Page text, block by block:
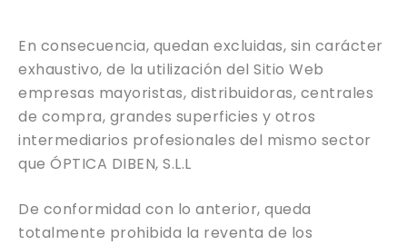
En consecuencia, quedan excluidas, sin carácter
exhaustivo, de la utilización del Sitio Web
empresas mayoristas, distribuidoras, centrales
de compra, grandes superficies y otros
intermediarios profesionales del mismo sector
que ÓPTICA DIBEN, S.L.L
De conformidad con lo anterior, queda
totalmente prohibida la reventa de los